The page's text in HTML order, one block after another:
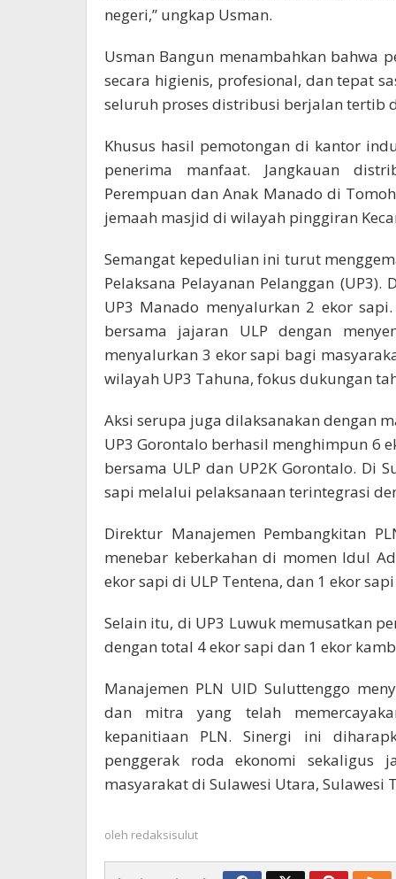
negeri,” ungkap Usman.
Usman Bangun menambahkan bahwa
secara higienis, profesional, dan tepat
seluruh proses distribusi berjalan tertib
Khusus hasil pemotongan di kantor
penerima manfaat. Jangkauan
Perempuan dan Anak Manado di
jemaah masjid di wilayah pinggiran
Semangat kepedulian ini turut
Pelaksana Pelayanan Pelanggan
UP3 Manado menyalurkan 2 ekor
bersama jajaran ULP dengan
menyalurkan 3 ekor sapi bagi
wilayah UP3 Tahuna, fokus dukungan
Aksi serupa juga dilaksanakan dengan
UP3 Gorontalo berhasil menghimpun 6
bersama ULP dan UP2K Gorontalo. Di
sapi melalui pelaksanaan terintegrasi
Direktur Manajemen Pembangkitan
menebar keberkahan di momen Idul
ekor sapi di ULP Tentena, dan 1 ekor
Selain itu, di UP3 Luwuk memusatkan
dengan total 4 ekor sapi dan 1 ekor
Manajemen PLN UID Suluttenggo
dan mitra yang telah
kepanitiaan PLN. Sinergi ini
penggerak roda ekonomi sekaligus
masyarakat di Sulawesi Utara, Sulawesi
oleh redaksisulut